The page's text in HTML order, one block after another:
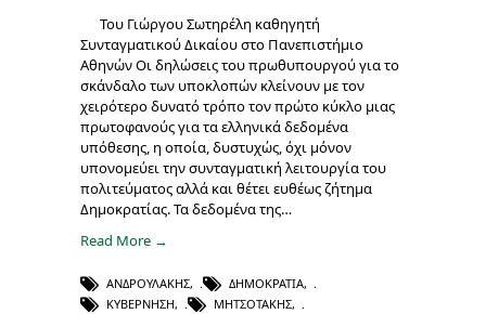
Του Γιώργου Σωτηρέλη καθηγητή
Συνταγματικού Δικαίου στο Πανεπιστήμιο
Αθηνών Οι δηλώσεις του πρωθυπουργού για το
σκάνδαλο των υποκλοπών κλείνουν με τον
χειρότερο δυνατό τρόπο τον πρώτο κύκλο μιας
πρωτοφανούς για τα ελληνικά δεδομένα
υπόθεσης, η οποία, δυστυχώς, όχι μόνον
υπονομεύει την συνταγματική λειτουργία του
πολιτεύματος αλλά και θέτει ευθέως ζήτημα
Δημοκρατίας. Τα δεδομένα της…
Read More →
ΑΝΔΡΟΥΛΆΚΗΣ, ΔΗΜΟΚΡΑΤΊΑ,
ΚΥΒΈΡΝΗΣΗ, ΜΗΤΣΟΤΆΚΗΣ,